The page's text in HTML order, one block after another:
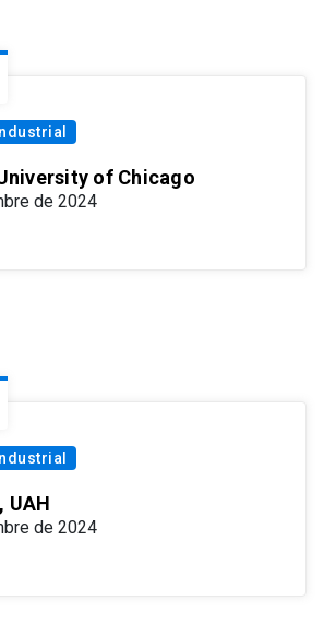
of Chicago
de 2024
UAH
de 2024